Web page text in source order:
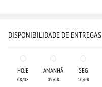
DISPONIBILIDADE DE ENTREGAS
HOJE
08/08
AMANHÃ
09/08
SEG
10/08